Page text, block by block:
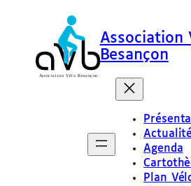
Association
Besançon
Agenda
Plan